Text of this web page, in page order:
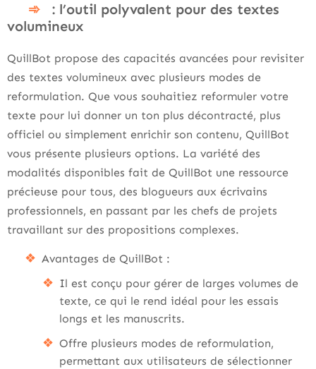
: l’outil polyvalent pour des textes
volumineux
QuillBot propose des capacités avancées pour revisiter
des textes volumineux avec plusieurs modes de
reformulation. Que vous souhaitiez reformuler votre
texte pour lui donner un ton plus décontracté, plus
officiel ou simplement enrichir son contenu, QuillBot
vous présente plusieurs options. La variété des
modalités disponibles fait de QuillBot une ressource
précieuse pour tous, des blogueurs aux écrivains
professionnels, en passant par les chefs de projets
travaillant sur des propositions complexes.
Avantages de QuillBot :
Il est conçu pour gérer de larges volumes de
texte, ce qui le rend idéal pour les essais
longs et les manuscrits.
Offre plusieurs modes de reformulation,
permettant aux utilisateurs de sélectionner